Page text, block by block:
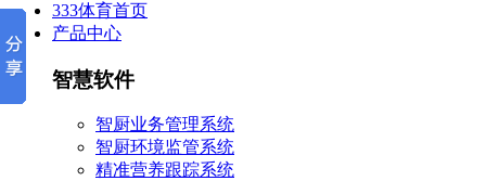
333体育首页
产品中心
智慧软件
智厨业务管理系统
智厨环境监管系统
精准营养跟踪系统